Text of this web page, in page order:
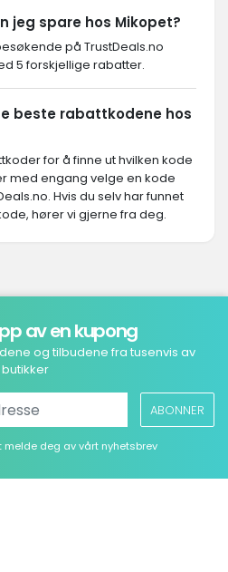
jeg spare hos Mikopet?
på TrustDeals.no
5 forskjellige rabatter.
beste rabattkodene hos
for å finne ut hvilken kode
med engang velge en kode
Hvis du selv har funnet
hører vi gjerne fra deg.
av en kupong
og tilbudene fra tusenvis av
butikker
ABONNER
melde deg av vårt nyhetsbrev